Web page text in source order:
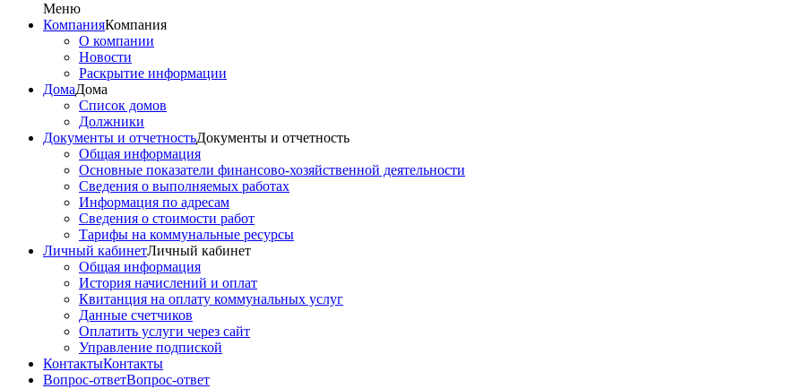
Меню
КомпанияКомпания
О компании
Новости
Раскрытие информации
ДомаДома
Список домов
Должники
Документы и отчетностьДокументы и отчетность
Общая информация
Основные показатели финансово-хозяйственной деятельности
Сведения о выполняемых работах
Информация по адресам
Сведения о стоимости работ
Тарифы на коммунальные ресурсы
Личный кабинетЛичный кабинет
Общая информация
История начислений и оплат
Квитанция на оплату коммунальных услуг
Данные счетчиков
Оплатить услуги через сайт
Управление подпиской
КонтактыКонтакты
Вопрос-ответВопрос-ответ